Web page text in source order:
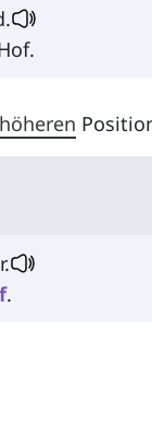
höheren
.